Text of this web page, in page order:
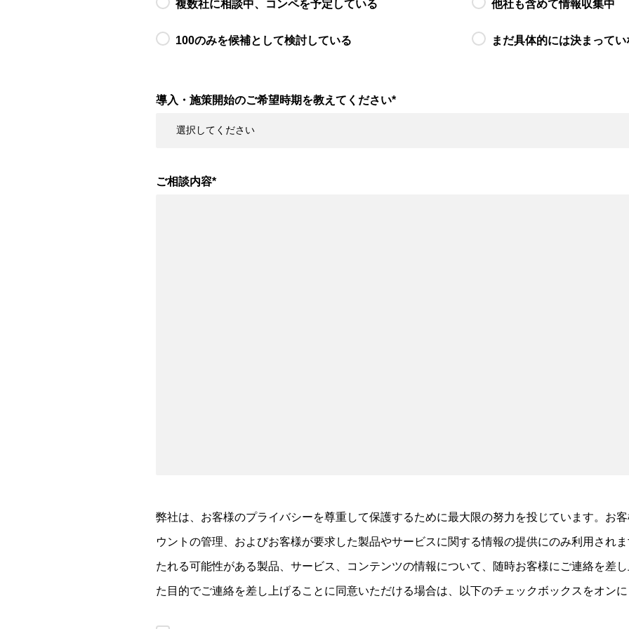
複数社に相談中、コンペを予定している 他社も含めて情報収集中
100のみを候補として検討している まだ具体的には決まってい
導入・施策開始のご希望時期を教えてください*
ご相談内容*
弊社は、お客様のプライバシーを尊重して保護するために最大限の努力を投じています。お
ウントの管理、およびお客様が要求した製品やサービスに関する情報の提供にのみ利用され
たれる可能性がある製品、サービス、コンテンツの情報について、随時お客様にご連絡を差
た目的でご連絡を差し上げることに同意いただける場合は、以下のチェックボックスをオン